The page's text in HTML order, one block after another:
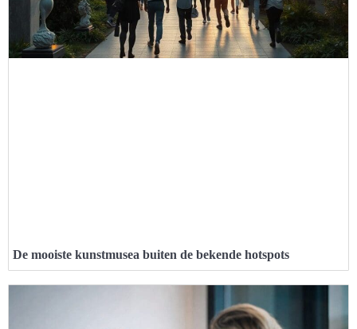
De mooiste kunstmusea buiten de bekende hotspots